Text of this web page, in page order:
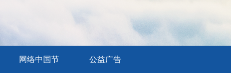
网络中国节 公益广告